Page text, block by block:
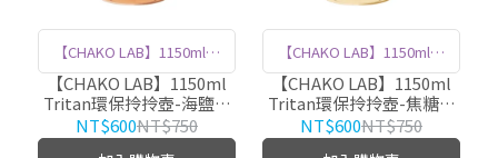
【CHAKO LAB】1150ml環
保隨行拎拎壺，輕巧易攜，
以安全材質製作，大容量讓
您隨時補水不缺水。
【CHAKO LAB】1150ml
Tritan環保拎拎壺-海鹽柑
橘 HX020DC03
NT$600NT$750
【CHAKO LAB】1150ml環
保隨行拎拎壺，輕巧易攜，
以安全材質製作，大容量讓
您隨時補水不缺水。
【CHAKO LAB】1150ml
Tritan環保拎拎壺-焦糖奶
白 HX020DC01
NT$600NT$750